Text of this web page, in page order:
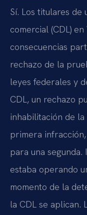
Sí. Los titulares de
comercial (CDL)
consecuencias
rechazo de la
leyes federales y
CDL, un rechazo
inhabilitación de
primera
para una
estaba operando
momento de la
la CDL se